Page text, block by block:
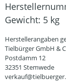
Gewicht: 5 kg
Herstellerangaben
Tielbürger GmbH &
Postdamm 12
32351 Stemwede